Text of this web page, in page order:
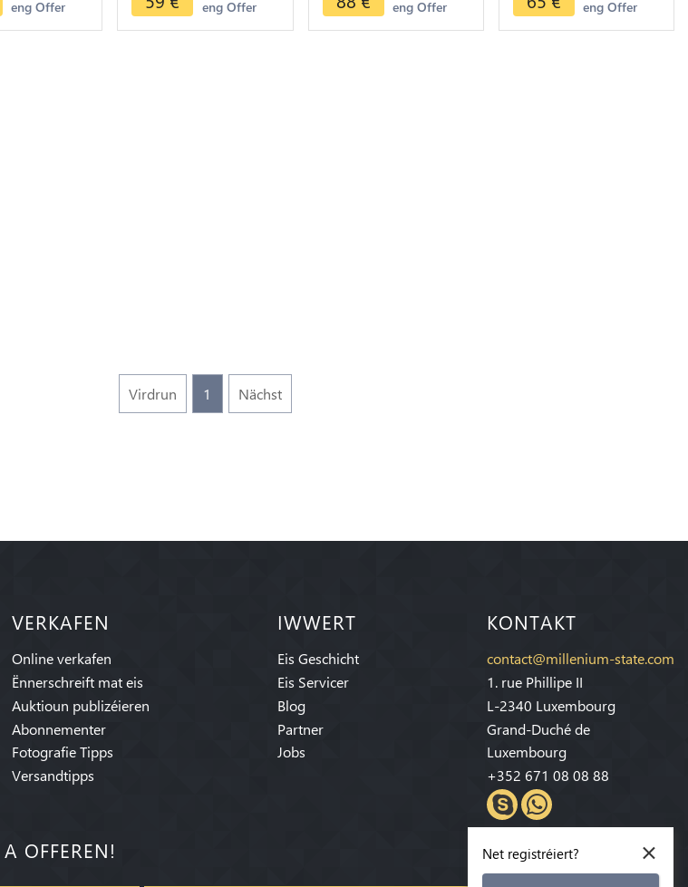
eng Offer
Proof
eng Offer eng Offer eng Offer
Virdrun 1 Nächst
VERKAFEN
Online verkafen
Ënnerschreift mat eis
Auktioun publizéieren
Abonnementer
Fotografie Tipps
Versandtipps
IWWERT
Eis Geschicht
Eis Servicer
Blog
Partner
Jobs
KONTAKT
contact@millenium-state.com
1. rue Phillipe II
L-2340 Luxembourg
Grand-Duché de
Luxembourg
+352 671 08 08 88
OFFEREN! ×
Net registréiert?